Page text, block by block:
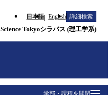
日本語 English 詳細検索
Science Tokyoシラバス (理工学系)
学部・課程を開閉